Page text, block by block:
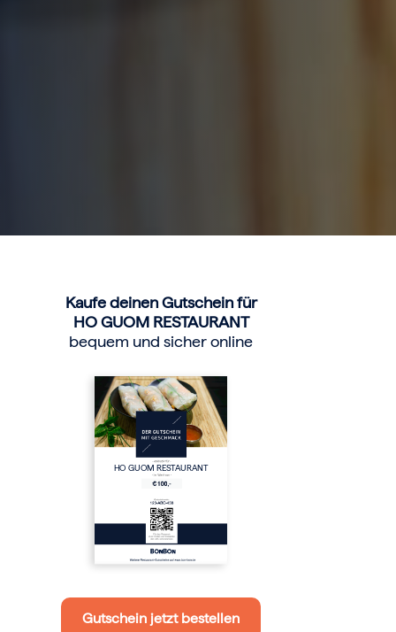
Kaufe deinen Gutschein für
HO GUOM RESTAURANT
bequem und sicher online
HO GUOM RESTAURANT
Gutschein jetzt bestellen